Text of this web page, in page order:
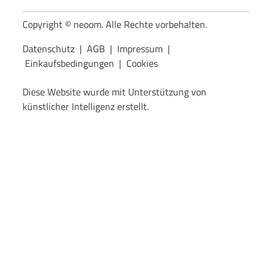
Copyright © neoom. Alle Rechte vorbehalten.
Datenschutz| AGB | Impressum|
Einkaufsbedingungen | Cookies
Diese Website wurde mit Unterstützung von
künstlicher Intelligenz erstellt.